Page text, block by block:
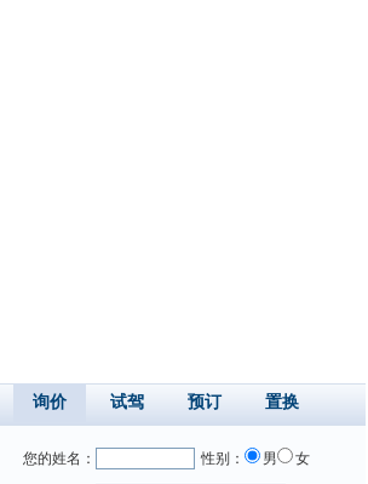
询价 试驾 预订 置换
您的姓名： 性别： 男 女